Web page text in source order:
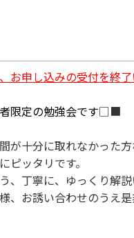
お申し込みの受付を終了
限定の勉強会です□■
が十分に取れなかった方
ピッタリです。
丁寧に、ゆっくり解説
、お誘い合わせのうえ是